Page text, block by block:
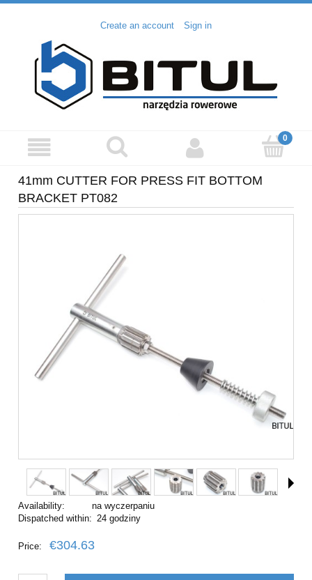
Create an account Sign in
41mm CUTTER FOR PRESS FIT BOTTOM
BRACKET PT082
Availability:
na wyczerpaniu
Dispatched within: 24 godziny
Price: €304.63